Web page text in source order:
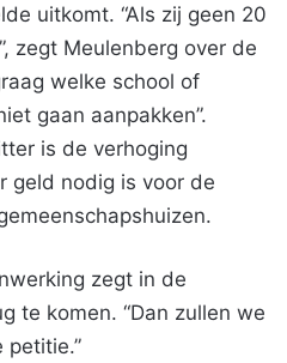
uitkomt. “Als zij geen 20
zegt Meulenberg over de
welke school of
gaan aanpakken”.
is de verhoging
geld nodig is voor de
zegt in de
te komen. “Dan zullen we
petitie.”